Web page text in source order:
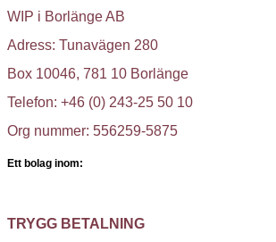
WIP i Borlänge AB
Adress: Tunavägen 280
Box 10046, 781 10 Borlänge
Telefon: +46 (0) 243-25 50 10
Org nummer: 556259-5875
Ett bolag inom:
TRYGG BETALNING